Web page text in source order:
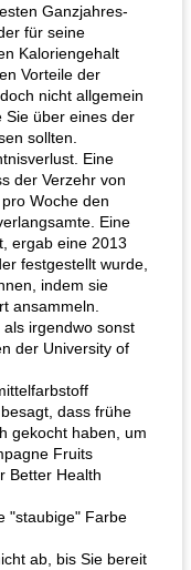
Ganzjahres-
für seine
Kaloriengehalt
Vorteile der
nicht allgemein
Sie über eines der
sollten.
Eine
der Verzehr von
Woche den
Eine
ergab eine 2013
festgestellt wurde,
indem sie
ansammeln.
irgendwo sonst
der University of
dass frühe
gekocht haben, um
Fruits
Better Health
"staubige" Farbe
ab, bis Sie bereit